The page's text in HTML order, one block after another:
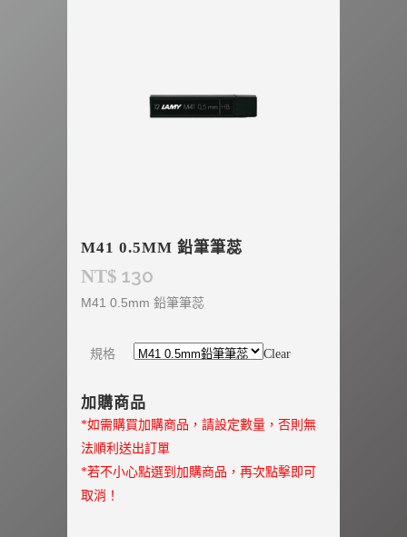
M41 0.5MM 鉛筆筆蕊
NT$ 130
M41 0.5mm 鉛筆筆蕊
規格 Clear
加購商品
*如需購買加購商品，請設定數量，否則無
法順利送出訂單
*若不小心點選到加購商品，再次點擊即可
取消！